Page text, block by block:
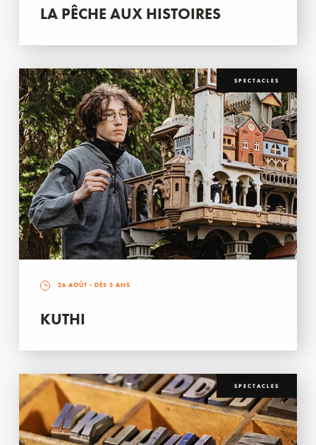
LA PÊCHE AUX HISTOIRES
SPECTACLES
26 AOÛT - DÈS 3 ANS
KUTHI
SPECTACLES